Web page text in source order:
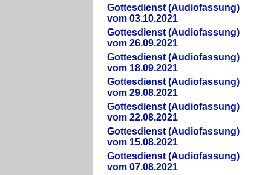
Gottesdienst (Audiofassung)
vom 03.10.2021
Gottesdienst (Audiofassung)
vom 26.09.2021
Gottesdienst (Audiofassung)
vom 18.09.2021
Gottesdienst (Audiofassung)
vom 29.08.2021
Gottesdienst (Audiofassung)
vom 22.08.2021
Gottesdienst (Audiofassung)
vom 15.08.2021
Gottesdienst (Audiofassung)
vom 07.08.2021